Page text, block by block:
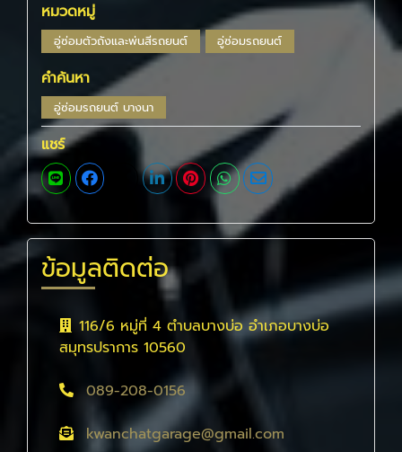
หมวดหมู่
อู่ซ่อมตัวถังและพ่นสีรถยนต์ อู่ซ่อมรถยนต์
คำค้นหา
อู่ซ่อมรถยนต์ บางนา
แชร์
ข้อมูลติดต่อ
116/6 หมู่ที่ 4 ตำบลบางบ่อ อำเภอบางบ่อ
สมุทรปราการ 10560
089-208-0156
kwanchatgarage@gmail.com